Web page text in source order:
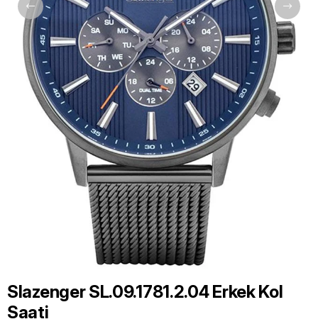
Slazenger SL.09.1781.2.04 Erkek Kol
Saati